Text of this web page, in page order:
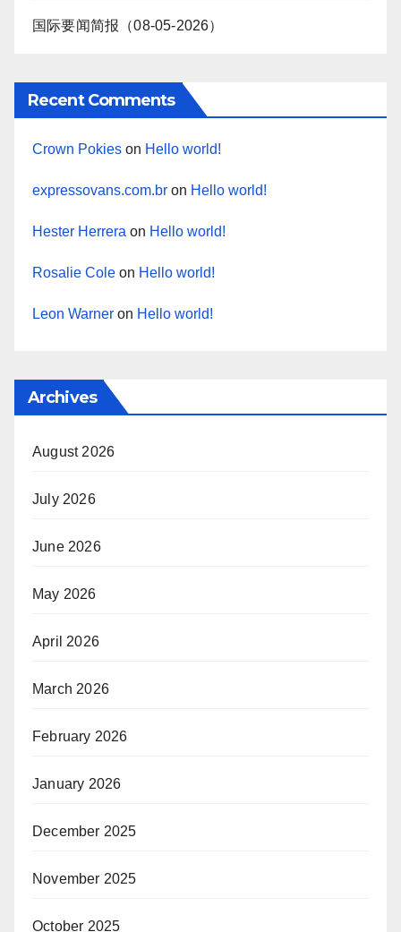
国际要闻简报（08-05-2026）
Recent Comments
Crown Pokies on Hello world!
expressovans.com.br on Hello world!
Hester Herrera on Hello world!
Rosalie Cole on Hello world!
Leon Warner on Hello world!
Archives
August 2026
July 2026
June 2026
May 2026
April 2026
March 2026
February 2026
January 2026
December 2025
November 2025
October 2025